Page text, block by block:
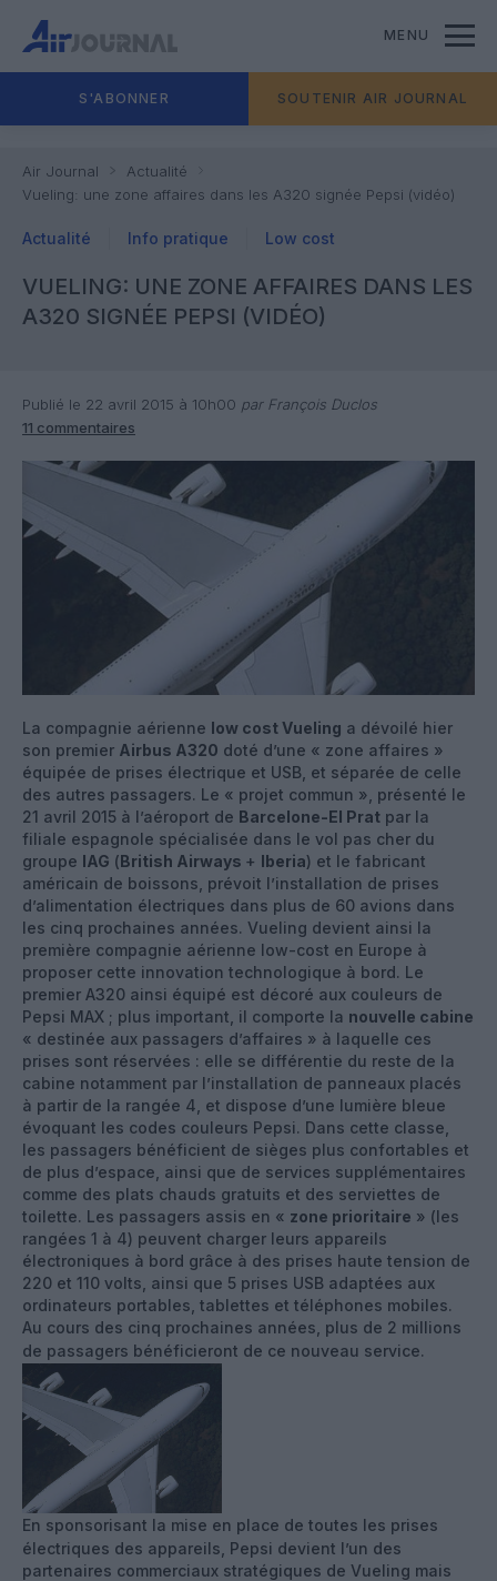
MENU
S'ABONNER SOUTENIR AIR JOURNAL
Air Journal
Actualité
Vueling: une zone affaires dans les A320 signée Pepsi (vidéo)
Actualité Info pratique Low cost
VUELING: UNE ZONE AFFAIRES DANS LES
A320 SIGNÉE PEPSI (VIDÉO)
Publié le 22 avril 2015 à 10h00 par François Duclos
11 commentaires
La compagnie aérienne low cost Vueling a dévoilé hier
son premier Airbus A320 doté d’une « zone affaires »
équipée de prises électrique et USB, et séparée de celle
des autres passagers. Le « projet commun », présenté le
21 avril 2015 à l’aéroport de Barcelone-El Prat par la
filiale espagnole spécialisée dans le vol pas cher du
groupe IAG (British Airways + Iberia) et le fabricant
américain de boissons, prévoit l’installation de prises
d’alimentation électriques dans plus de 60 avions dans
les cinq prochaines années. Vueling devient ainsi la
première compagnie aérienne low-cost en Europe à
proposer cette innovation technologique à bord. Le
premier A320 ainsi équipé est décoré aux couleurs de
Pepsi MAX ; plus important, il comporte la nouvelle cabine
« destinée aux passagers d’affaires » à laquelle ces
prises sont réservées : elle se différentie du reste de la
cabine notamment par l’installation de panneaux placés
à partir de la rangée 4, et dispose d’une lumière bleue
évoquant les codes couleurs Pepsi. Dans cette classe,
les passagers bénéficient de sièges plus confortables et
de plus d’espace, ainsi que de services supplémentaires
comme des plats chauds gratuits et des serviettes de
toilette. Les passagers assis en « zone prioritaire » (les
rangées 1 à 4) peuvent charger leurs appareils
électroniques à bord grâce à des prises haute tension de
220 et 110 volts, ainsi que 5 prises USB adaptées aux
ordinateurs portables, tablettes et téléphones mobiles.
Au cours des cinq prochaines années, plus de 2 millions
de passagers bénéficieront de ce nouveau service.
En sponsorisant la mise en place de toutes les prises
électriques des appareils, Pepsi devient l’un des
partenaires commerciaux stratégiques de Vueling mais